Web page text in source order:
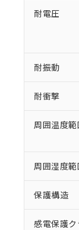
耐電圧
耐振動
耐衝撃
周囲温度範
周囲湿度範
保護構造
感電保護ク